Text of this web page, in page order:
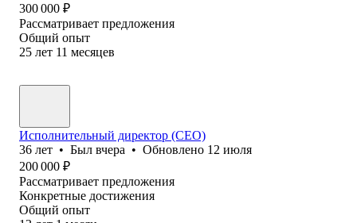
300 000 ₽
Рассматривает предложения
Общий опыт
25 лет 11 месяцев
Исполнительный директор (CEO)
36 лет • Был вчера • Обновлено 12 июля
200 000 ₽
Рассматривает предложения
Конкретные достижения
Общий опыт